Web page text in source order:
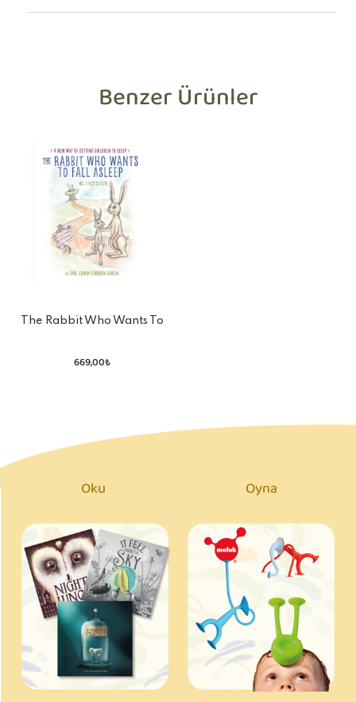
Benzer Ürünler
The Rabbit Who Wants To
669,00₺
Oku Oyna